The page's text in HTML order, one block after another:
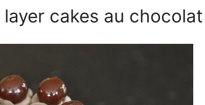
layer cakes au chocolat